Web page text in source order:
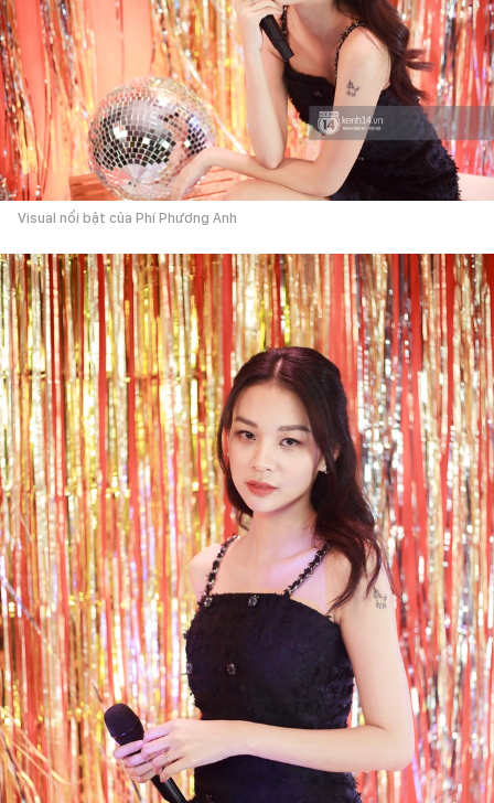
Visual nổi bật của Phí Phương Anh